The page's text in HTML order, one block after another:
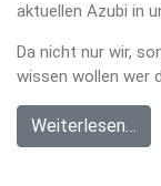
aktuellen Azubi in
Da nicht nur wir,
wissen wollen wer
Weiterlesen…